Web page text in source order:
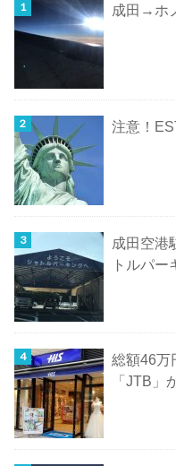
成田→ホ
注意！
成田空港
トルパー
総額46万
「JTB」